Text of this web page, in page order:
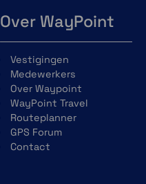
Over WayPoint
Vestigingen
Medewerkers
Over Waypoint
WayPoint Travel
Routeplanner
GPS Forum
Contact